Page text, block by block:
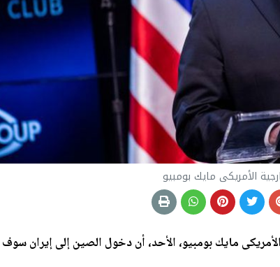
الأمريكى مايك بومبيو
مايك بومبيو، الأحد، أن دخول الصين إلى إيران سوف